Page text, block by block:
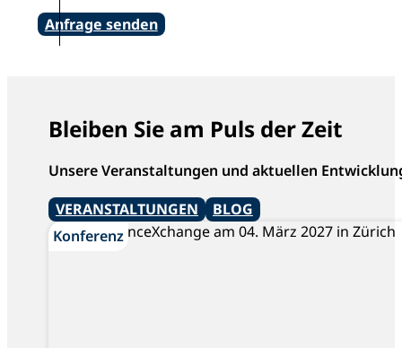
Anfrage senden
Bleiben Sie am Puls der Zeit
Unsere Veranstaltungen und aktuellen
VERANSTALTUNGEN
BLOG
Konferenz
Konferenz